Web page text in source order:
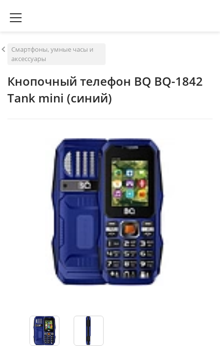
Смартфоны, умные часы и
аксессуары
Кнопочный телефон BQ BQ-1842
Tank mini (синий)